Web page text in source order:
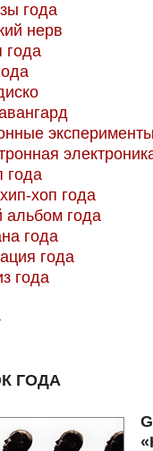
года
нерв
года
года
хоп года
альбом года
года
года
года
ГОДА